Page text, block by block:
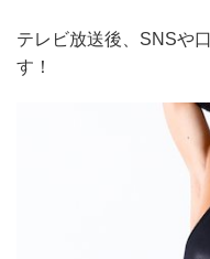
テレビ放送後、SNSや
す！